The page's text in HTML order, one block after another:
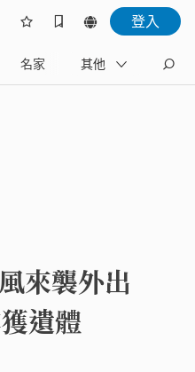
登入
名家 其他
來襲外出
遺體